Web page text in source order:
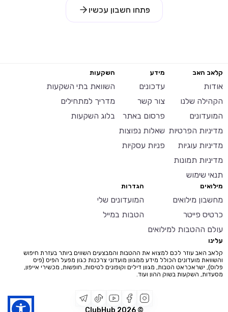
פתחו חשבון עכשיו
© ClubHub
2026
קלאב האב
אודות
הקהילה שלנו
המועדונים
מדיניות הפרטיות
מדיניות עוגיות
מדיניות תמונות
תנאי שימוש
מידע
עדכונים
צור קשר
פרסום באתר
שאלות נפוצות
פניות עסקיות
השקעות
השוואת בתי השקעות
מדריך למתחילים
בלוג השקעות
מילואים
מחשבון מילואים
כרטיס פייטר
עולם ההטבות למילואים
הגדרות
המועדונים שלי
הטבות במייל
עלינו
קלאב האב עוזר לכם למצוא את ההטבות והמבצעים השווים ביותר בעזרת חיפוש
והשוואת מועדונים הכולל מידע ממגוון מועדוני צרכנות כגון מפעל הפיס (פיס
פלוס), ישראכראט הטבות, מגוון דילים וקופונים לטיסות, חופשות, מכשירי אייפון,
מסעדות, השקעות בשוק ההון ועוד.